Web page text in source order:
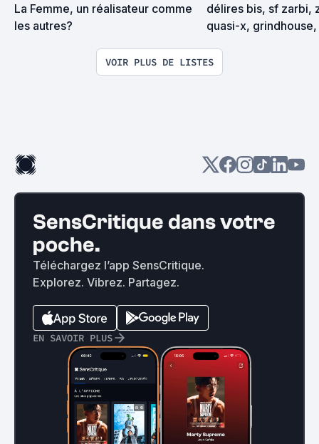
La Femme, un réalisateur comme
les autres?
délires bis, sf zarbi,
quasi-x,
VOIR PLUS DE LISTES
SensCritique dans votre
poche.
Téléchargez l’app SensCritique.
Explorez. Vibrez. Partagez.
EN SAVOIR PLUS